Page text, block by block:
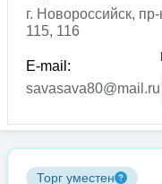
г. Новороссийск,
115, 116
E-mail:
savasava80@mail.ru
Торг уместен